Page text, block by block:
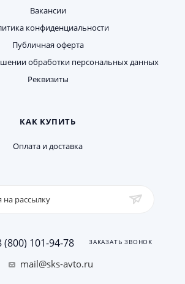
Вакансии
конфиденциальности
Публичная оферта
обработки персональных данных
Реквизиты
КАК КУПИТЬ
Оплата и доставка
на рассылку
(800) 101-94-78 ЗАКАЗАТЬ ЗВОНОК
mail@sks-avto.ru